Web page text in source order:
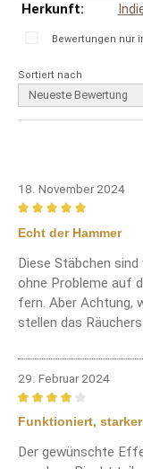
Herkunft:
Bewertungen nur
Sortiert nach
18. November 2024
Bewertung mit 5 von
Echt der Hammer
Diese Stäbchen
ohne Probleme auf
fern. Aber Achtung,
stellen das
29. Februar 2024
Bewertung mit 4 von
Funktioniert,
Der gewünschte